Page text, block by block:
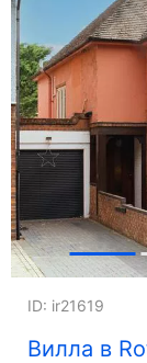
Вилла в
ID: ir21619